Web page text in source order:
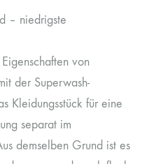
– niedrigste
von
der Superwash-
Kleidungsstück für eine
separat im
demselben Grund ist es